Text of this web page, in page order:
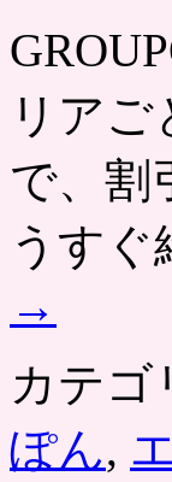
リア
で、割
うす
→
カテゴ
ぽん,